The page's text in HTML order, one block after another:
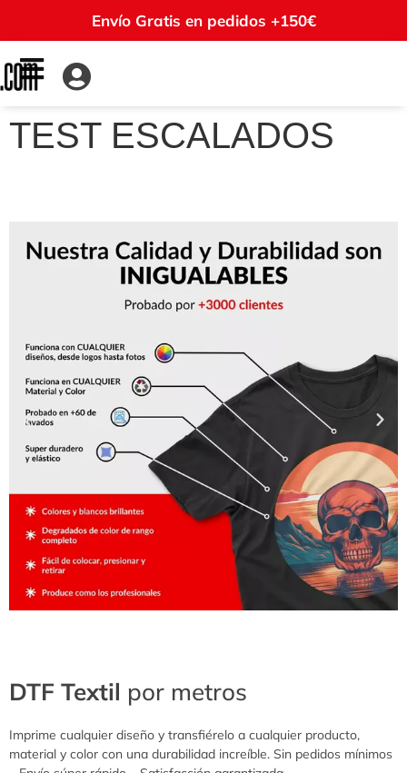
Envío Gratis en pedidos +150€
TEST ESCALADOS
DTF Textil por metros
Imprime cualquier diseño y transfiérelo a cualquier producto,
material y color con una durabilidad increíble. Sin pedidos mínimos